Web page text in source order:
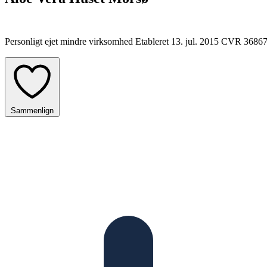
Personligt ejet mindre virksomhed Etableret 13. jul. 2015 CVR
Sammenlign